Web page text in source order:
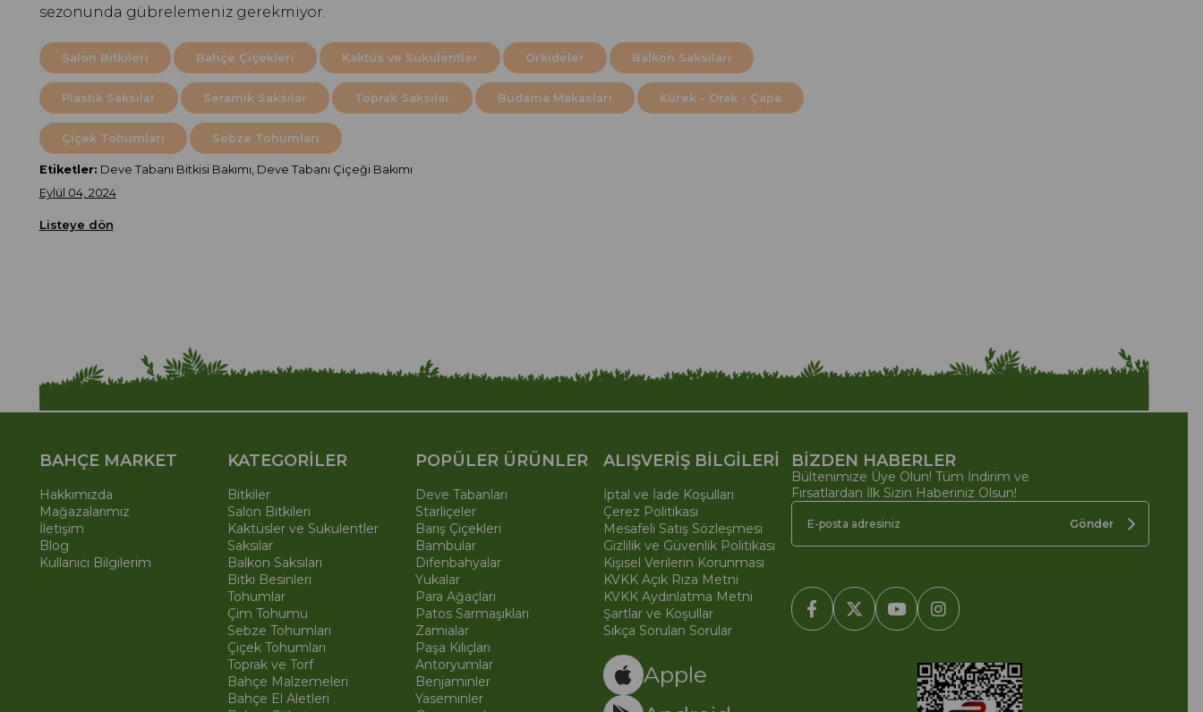
sezonunda gübrelemeniz gerekmiyor.
Salon Bitkileri Bahçe Çiçekleri Kaktüs ve Sukulentler Orkideler Balkon Saksıları
Plastik Saksılar Seramik Saksılar Toprak Saksılar Budama Makasları Kürek - Orak - Çapa
Çiçek Tohumları Sebze Tohumları
Etiketler: Deve Tabanı Bitkisi Bakımı, Deve Tabanı Çiçeği Bakımı
Eylül 04, 2024
Listeye dön
BAHÇE MARKET
Hakkımızda
Mağazalarımız
İletişim
Blog
Kullanıcı Bilgilerim
KATEGORİLER
Bitkiler
Salon Bitkileri
Kaktüsler ve Sukulentler
Saksılar
Balkon Saksıları
Bitki Besinleri
Tohumlar
Çim Tohumu
Sebze Tohumları
Çiçek Tohumları
Toprak ve Torf
Bahçe Malzemeleri
Bahçe El Aletleri
POPÜLER ÜRÜNLER
Deve Tabanları
Starliçeler
Barış Çiçekleri
Bambular
Difenbahyalar
Yukalar
Para Ağaçları
Patos Sarmaşıkları
Zamialar
Paşa Kılıçları
Antoryumlar
Benjaminler
Yaseminler
ALIŞVERİŞ BİLGİLERİ
İptal ve İade Koşulları
Çerez Politikası
Mesafeli Satış Sözleşmesi
Gizlilik ve Güvenlik Politikası
Kişisel Verilerin Korunması
KVKK Açık Rıza Metni
KVKK Aydınlatma Metni
Şartlar ve Koşullar
Sıkça Sorulan Sorular
Apple
BİZDEN HABERLER
Bültenimize Üye Olun! Tüm İndirim ve
Fırsatlardan İlk Sizin Haberiniz Olsun!
Gönder